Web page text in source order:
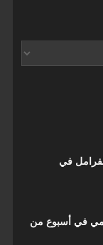
في
نظامي في أسبوع من